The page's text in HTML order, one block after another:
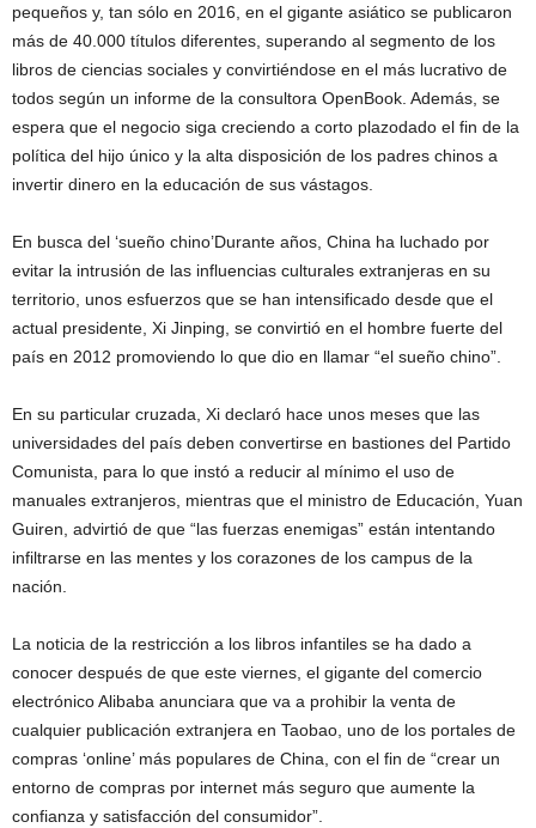
pequeños y, tan sólo en 2016, en el gigante asiático se publicaron
más de 40.000 títulos diferentes, superando al segmento de los
libros de ciencias sociales y convirtiéndose en el más lucrativo de
todos según un informe de la consultora OpenBook. Además, se
espera que el negocio siga creciendo a corto plazodado el fin de la
política del hijo único y la alta disposición de los padres chinos a
invertir dinero en la educación de sus vástagos.
En busca del ‘sueño chino’Durante años, China ha luchado por
evitar la intrusión de las influencias culturales extranjeras en su
territorio, unos esfuerzos que se han intensificado desde que el
actual presidente, Xi Jinping, se convirtió en el hombre fuerte del
país en 2012 promoviendo lo que dio en llamar “el sueño chino”.
En su particular cruzada, Xi declaró hace unos meses que las
universidades del país deben convertirse en bastiones del Partido
Comunista, para lo que instó a reducir al mínimo el uso de
manuales extranjeros, mientras que el ministro de Educación, Yuan
Guiren, advirtió de que “las fuerzas enemigas” están intentando
infiltrarse en las mentes y los corazones de los campus de la
nación.
La noticia de la restricción a los libros infantiles se ha dado a
conocer después de que este viernes, el gigante del comercio
electrónico Alibaba anunciara que va a prohibir la venta de
cualquier publicación extranjera en Taobao, uno de los portales de
compras ‘online’ más populares de China, con el fin de “crear un
entorno de compras por internet más seguro que aumente la
confianza y satisfacción del consumidor”.